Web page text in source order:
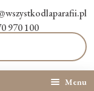
970 100
Menu